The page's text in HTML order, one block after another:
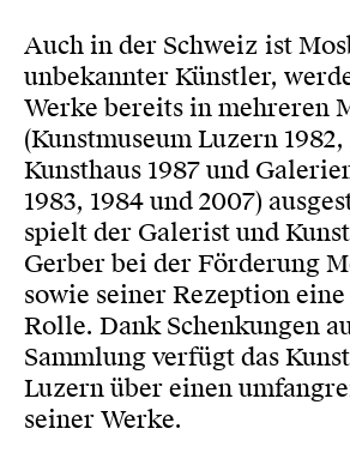
Auch in der Schweiz ist
unbekannter Künstler,
Werke bereits in mehreren
(Kunstmuseum Luzern
Kunsthaus 1987 und
1983, 1984 und 2007)
spielt der Galerist und
Gerber bei der Förderung
sowie seiner Rezeption
Rolle. Dank Schenkungen
Sammlung verfügt das
Luzern über einen
seiner Werke.